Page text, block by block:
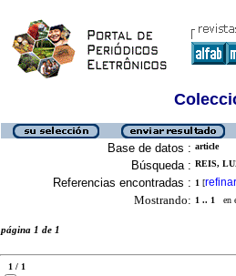
Base de datos : article
Búsqueda : REIS,
Referencias encontradas : 1 [refinar
Mostrando: 1 .. 1 en
página 1 de 1
1 / 1